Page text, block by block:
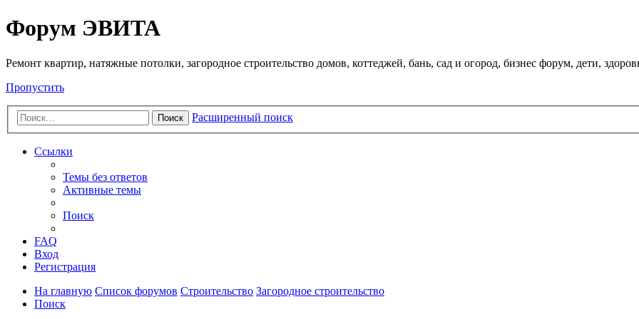
Регистрация
Форум ЭВИТА
Ремонт квартир, натяжные потолки, загородное строительство домов, коттеджей, бань, сад и огород, бизнес форум, дети,
Пропустить
Поиск Расширенный поиск
Ссылки
Темы без ответов
Активные темы
Поиск
FAQ
Вход
Регистрация
На главную Список форумов Строительство Загородное строительство
Поиск